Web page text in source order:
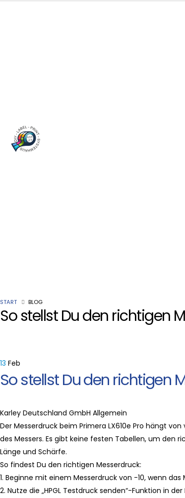
START BLOG
So stellst Du den richtigen
13 Feb
So stellst Du den richtigen
Karley Deutschland GmbH Allgemein
Der Messerdruck beim Primera LX610e Pro hängt
des Messers. Es gibt keine festen Tabellen, um den
Länge und Schärfe.
So findest Du den richtigen Messerdruck:
1. Beginne mit einem Messerdruck von -10, wenn das
2. Nutze die „HPGL Testdruck senden“-Funktion in